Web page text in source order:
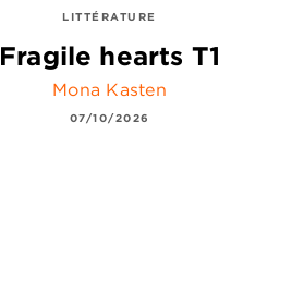
LITTÉRATURE
Fragile hearts T1
Mona Kasten
07/10/2026